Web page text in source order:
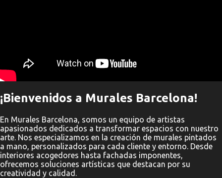
¡Bienvenidos a Murales Barcelona!
En Murales Barcelona, somos un equipo de artistas
apasionados dedicados a transformar espacios con nuestro
arte. Nos especializamos en la creación de murales pintados
a mano, personalizados para cada cliente y entorno. Desde
interiores acogedores hasta fachadas imponentes,
ofrecemos soluciones artísticas que destacan por su
creatividad y calidad.